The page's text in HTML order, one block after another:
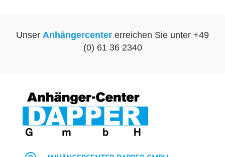
Unser Anhängercenter erreichen Sie unter +49
(0) 61 36 2340